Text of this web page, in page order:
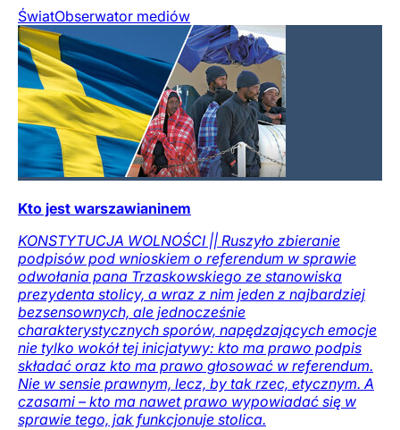
ŚwiatObserwator mediów
Kto jest warszawianinem
KONSTYTUCJA WOLNOŚCI || Ruszyło zbieranie
podpisów pod wnioskiem o referendum w sprawie
odwołania pana Trzaskowskiego ze stanowiska
prezydenta stolicy, a wraz z nim jeden z najbardziej
bezsensownych, ale jednocześnie
charakterystycznych sporów, napędzających emocje
nie tylko wokół tej inicjatywy: kto ma prawo podpis
składać oraz kto ma prawo głosować w referendum.
Nie w sensie prawnym, lecz, by tak rzec, etycznym. A
czasami – kto ma nawet prawo wypowiadać się w
sprawie tego, jak funkcjonuje stolica.